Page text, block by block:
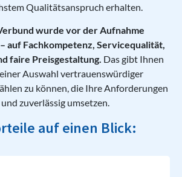
Qualitätsanspruch erhalten.
wurde vor der Aufnahme
auf Fachkompetenz, Servicequalität,
faire Preisgestaltung. Das gibt Ihnen
Auswahl vertrauenswürdiger
zu können, die Ihre Anforderungen
zuverlässig umsetzen.
auf einen Blick: